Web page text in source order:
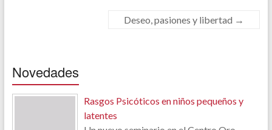
Deseo, pasiones y libertad →
Novedades
Rasgos Psicóticos en niños pequeños y
latentes